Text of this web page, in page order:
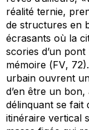
réalité ternie,
de structures en
écrasants où la
scories d’un pont
mémoire (FV,
urbain ouvrent
d’en être un
délinquant se fait
itinéraire vertical